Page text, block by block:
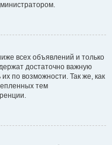
всех объявлений и только
достаточно важную
по возможности. Так же, как
тем